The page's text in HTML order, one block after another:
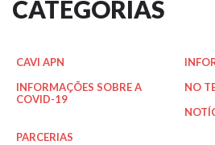
CATEGORIAS
CAVI APN
INFORMAÇÕES SOBRE A
COVID-19
NO
PARCERIAS